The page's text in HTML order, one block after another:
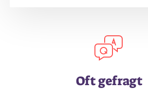
Oft gefragt